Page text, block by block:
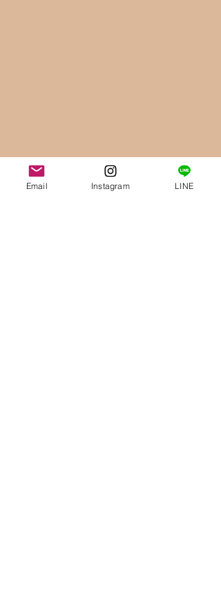
Email Instagram LINE